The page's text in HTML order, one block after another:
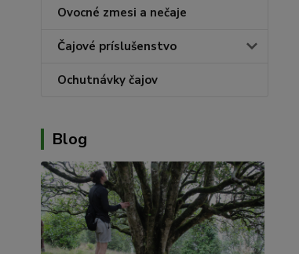
Ovocné zmesi a nečaje
Čajové príslušenstvo
Ochutnávky čajov
Blog